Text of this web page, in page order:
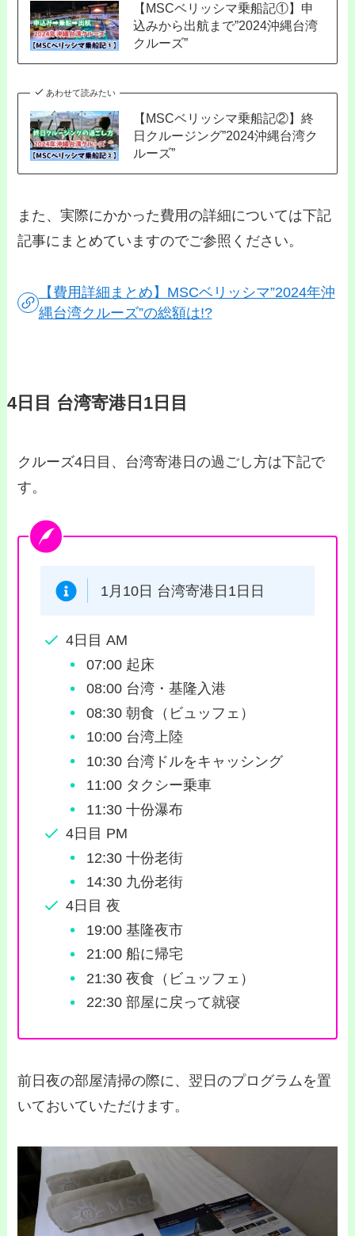
【MSCベリッシマ乗船記①】申
込みから出航まで”2024沖縄台湾
クルーズ”
あわせて読みたい
【MSCベリッシマ乗船記②】終
日クルージング”2024沖縄台湾ク
ルーズ”
また、実際にかかった費用の詳細については下記
記事にまとめていますのでご参照ください。
【費用詳細まとめ】MSCベリッシマ”2024年沖
縄台湾クルーズ”の総額は!?
4日目 台湾寄港日1日目
クルーズ4日目、台湾寄港日の過ごし方は下記で
す。
1月10日 台湾寄港日1日日
4日目 AM
07:00 起床
08:00 台湾・基隆入港
08:30 朝食（ビュッフェ）
10:00 台湾上陸
10:30 台湾ドルをキャッシング
11:00 タクシー乗車
11:30 十份瀑布
4日目 PM
12:30 十份老街
14:30 九份老街
4日目 夜
19:00 基隆夜市
21:00 船に帰宅
21:30 夜食（ビュッフェ）
22:30 部屋に戻って就寝
前日夜の部屋清掃の際に、翌日のプログラムを置
いておいていただけます。